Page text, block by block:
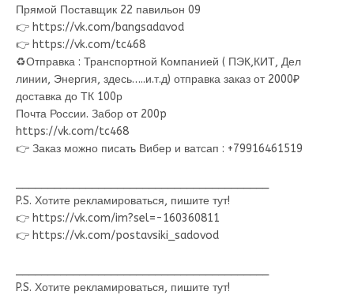
Прямой Поставщик 22 павильон 09
👉 https://vk.com/bangsadavod
👉 https://vk.com/tc468
♻Отправка : Транспортной Компанией ( ПЭК,КИТ, Дел
линии, Энергия, здесь…..и.т.д) отправка заказ от 2000₽
доставка до ТК 100р
Почта России. Забор от 200p
https://vk.com/tc468
👉 Заказ можно писать Вибер и ватсап : +79916461519
P.S. Хотите рекламироваться, пишите тут!
👉 https://vk.com/im?sel=-160360811
👉 https://vk.com/postavsiki_sadovod
P.S. Хотите рекламироваться, пишите тут!